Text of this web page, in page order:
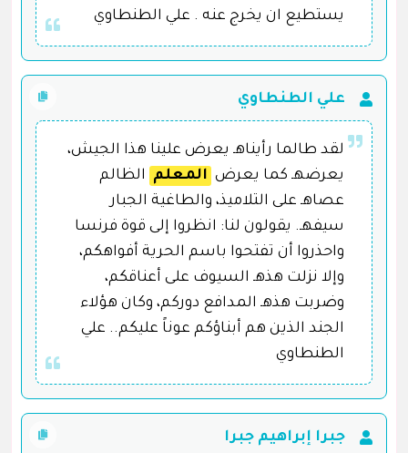
يستطيع ان يخرج عنه . علي الطنطاوي
علي الطنطاوي
لقد طالما رأيناهـ يعرض علينا هذا الجيش،
يعرضهـ كما يعرض المعلم
الظالم
عصاهـ على التلاميذ، والطاغية الجبار
سيفهـ. يقولون لنا: انظروا إلى قوة فرنسا
واحذروا أن تفتحوا باسم الحرية أفواهكم،
وإلا نزلت هذهـ السيوف على أعناقكم،
وضربت هذهـ المدافع دوركم، وكان هؤلاء
الجند الذين هم أبناؤكم عوناً عليكم.. علي
الطنطاوي
جبرا إبراهيم جبرا